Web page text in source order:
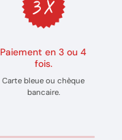
Paiement en 3 ou 4
fois.
Carte bleue ou chèque
bancaire.